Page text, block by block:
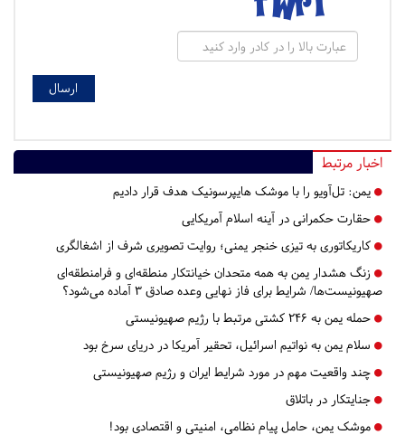
اخبار مرتبط
یمن: تل‌آویو را با موشک هایپرسونیک هدف قرار دادیم
حقارت حکمرانی در آینه اسلام آمریکایی
کاریکاتوری به تیزی خنجر یمنی؛ روایت تصویری شرف از اشغالگری
زنگ هشدار یمن به همه متحدان خیانتکار منطقه‌ای و فرامنطقه‌ای
صهیونیست‌ها/ شرایط برای فاز نهایی وعده صادق ۳ آماده می‌شود؟
حمله یمن به ۲۴۶ کشتی مرتبط با رژیم صهیونیستی
سلام یمن به نواتیم اسرائیل، تحقیر آمریکا در دریای سرخ بود
چند واقعیت مهم در مورد شرایط ایران و رژیم صهیونیستی
جنایتکار در باتلاق
موشک یمن، حامل پیام نظامی، امنیتی و اقتصادی بود!